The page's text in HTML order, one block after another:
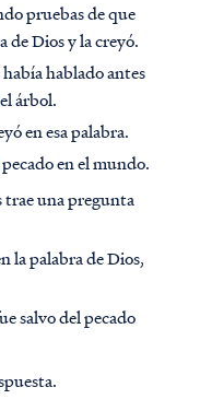
pruebas de que
de Dios y la creyó.
hablado antes
árbol.
en esa palabra.
en el mundo.
trae una pregunta
la palabra de Dios,
salvo del pecado